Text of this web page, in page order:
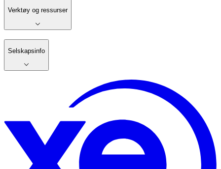
Verktøy og ressurser
Selskapsinfo